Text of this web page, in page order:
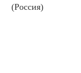
(Россия)